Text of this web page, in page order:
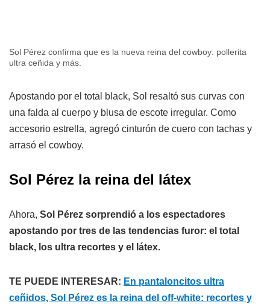
Sol Pérez confirma que es la nueva reina del cowboy: pollerita
ultra ceñida y más.
Apostando por el total black, Sol resaltó sus curvas con
una falda al cuerpo y blusa de escote irregular. Como
accesorio estrella, agregó cinturón de cuero con tachas y
arrasó el cowboy.
Sol Pérez la reina del látex
Ahora, Sol Pérez sorprendió a los espectadores
apostando por tres de las tendencias furor: el total
black, los ultra recortes y el látex.
TE PUEDE INTERESAR: En pantaloncitos ultra
ceñidos, Sol Pérez es la reina del off-white: recortes y